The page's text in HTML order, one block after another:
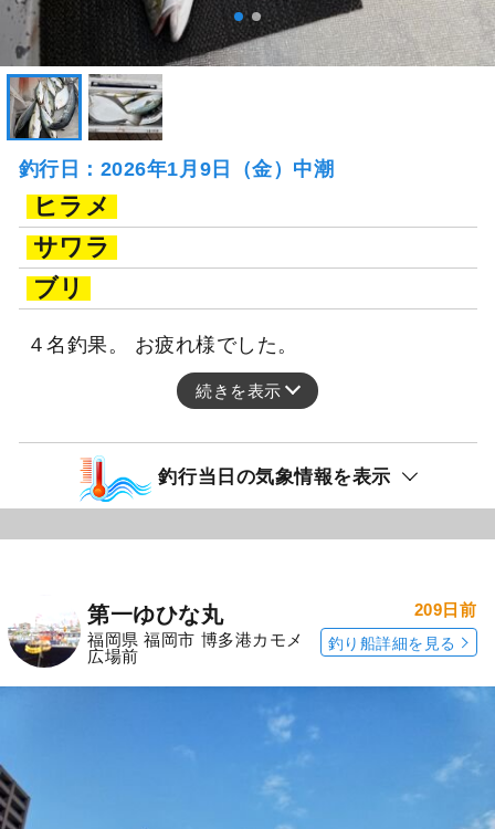
釣行日：2026年1月9日（金）中潮
ヒラメ
サワラ
ブリ
４名釣果。 お疲れ様でした。
続きを表示
釣行当日の気象情報を表示
第一ゆひな丸
福岡県 福岡市 博多港カモメ
広場前
209日前
釣り船詳細を見る